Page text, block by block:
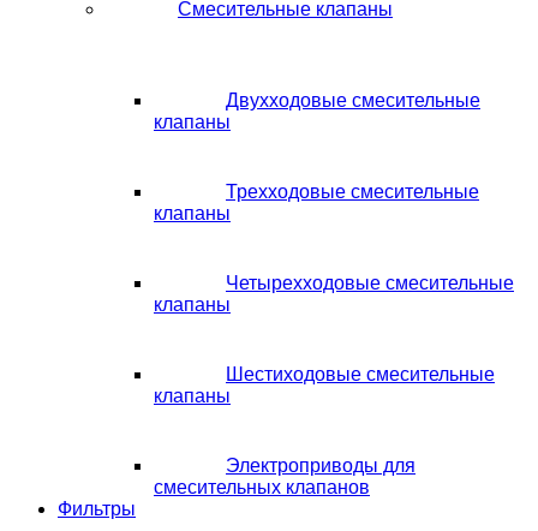
Смесительные клапаны
Двухходовые смесительные
клапаны
Трехходовые смесительные
клапаны
Четырехходовые смесительные
клапаны
Шестиходовые смесительные
клапаны
Электроприводы для
смесительных клапанов
Фильтры